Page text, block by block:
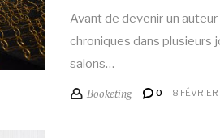
Avant de devenir un
chroniques dans plusieurs
salons…
Booketing 0 8